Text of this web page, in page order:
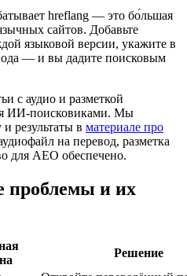
hreflang — это бо́льшая
сайтов. Добавьте
языковой версии, укажите в
— и вы дадите поисковым
с аудио и разметкой
ИИ-поисковиками. Мы
результаты в материале про
на перевод, разметка
для AEO обеспечено.
проблемы и их
Решение